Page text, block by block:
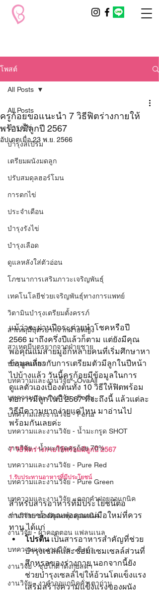
โพสต์
All Posts
บำรุงไข่
บำรุงสเปิร์ม
เตรียมผนังมดลูก
ปรับสมดุลฮอร์โมน
การตกไข่
ประจำเดือน
บำรุงรังไข่
บำรุงเลือด
ดูแลหลังใส่ตัวอ่อน
โภชนาการเสริมภาวะเจริญพันธุ์
เทคโนโลยีช่วยเจริญพันธุ์ทางการแพทย์
วิตามินบำรุงเตรียมตั้งครรภ์
สาเหตุมีบุตรยากจากฝ่ายหญิง
สาเหตุมีบุตรยากจากฝ่ายชาย
บำรุงคนท้อง
บทความและงานวิจัย - OvaAll
บทความและงานวิจัย - Ferty
บทความและงานวิจัย - Ferta
บทความและงานวิจัย - น้ำมะกรูด SHOT
งานวิจัย - น้ำมะกรูดครูก้อย 70%
บทความและงานวิจัย - Pure Red
บทความและงานวิจัย - Pure Green
บทความและงานวิจัย - ดอกคำฝอยออแกนิค
งานวิจัย - น้ำมันละหุ่งออแกนิค
งานวิจัย - ผ้าคอตตอน แฟลนเนล
บทความและงานวิจัย - ขิงดำ
งานวิจัย - ซุปไก่ดำตังกุยสดฯ
งานวิจัย - งาดำออแกนิคคั่วเตาถ่าน
All Posts
ครูก้อยขอแนะนำ 7 วิธีฟิตร่างกายให้
พร้อมมีลูกปี 2567
อัปเดตเมื่อ23 พ.ย. 2566
แม้ว่าจะผ่านปีกระต่ายนำโชคหรือปี
2566 มาถึงครึ่งปีแล้วก็ตาม แต่ยังมีคุณ
พ่อคุณแม่สายมูอีกหลายคนที่เริ่มศึกษาหา
ข้อมูลเกี่ยวกับการเตรียมตัวมีลูกในปีหน้า
ไปบ้างแล้ว วันนี้ครูก้อยมีข้อมูลในการ
ดูแลตัวเองเบื้องต้นทั้ง 10 วิธีให้ฟิตพร้อม
ต่อการมีลูกในปี 2567 ที่จะถึงนี้ แล้วแต่ละ
วิธีมีความยากง่ายแค่ไหน มาอ่านไป
พร้อมกันเลยค่ะ
7 วิธีฟิตร่างกายให้พร้อมมีลูกปี 2567
1.รับประทานอาหารที่มีประโยชน์
สำหรับสารอาหารที่มีประโยชน์ต่อ
ร่างกายของคุณพ่อคุณแม่มือใหม่ที่ควร
ทาน ได้แก่
โปรตีน เป็นสารอาหารสำคัญที่ช่วย
บำรุงเซลล์และซ่อมแซมเซลล์ส่วนที่
สึกหรอของร่างกาย นอกจากนี้ยัง
ช่วยบำรุงเซลล์ไข่ให้อ้วนโตแข็งแรง
เสริมสร้างความแข็งแรงของผนัง